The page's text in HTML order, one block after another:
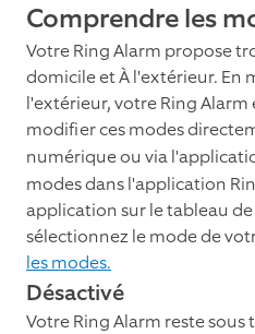
Comprendre les
Votre Ring Alarm propose
domicile et À l'extérieur. En
l'extérieur, votre Ring Alarm
modifier ces modes
numérique ou via
modes dans l'application
application sur le tableau
sélectionnez le mode de
les modes.
Désactivé
Votre Ring Alarm reste sous